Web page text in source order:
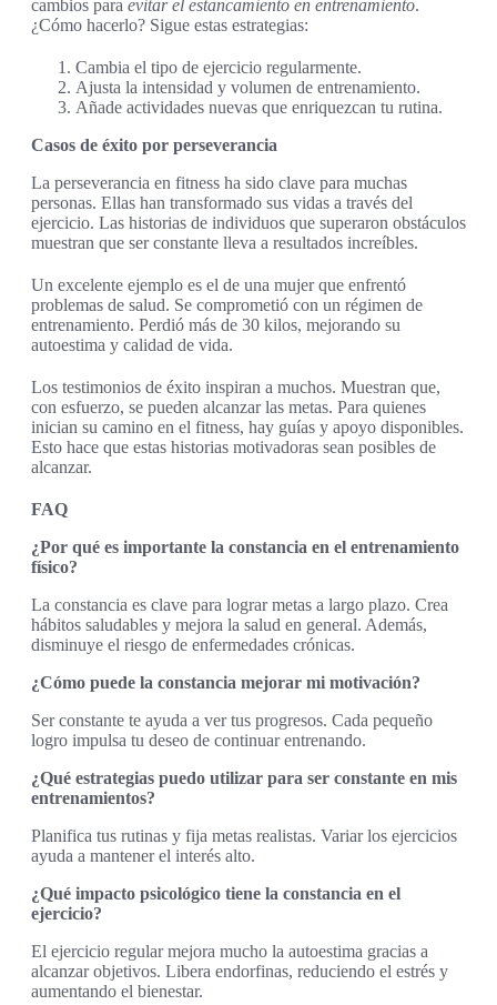
cambios para evitar el estancamiento en entrenamiento.
¿Cómo hacerlo? Sigue estas estrategias:
Cambia el tipo de ejercicio regularmente.
Ajusta la intensidad y volumen de entrenamiento.
Añade actividades nuevas que enriquezcan tu rutina.
Casos de éxito por perseverancia
La perseverancia en fitness ha sido clave para muchas
personas. Ellas han transformado sus vidas a través del
ejercicio. Las historias de individuos que superaron obstáculos
muestran que ser constante lleva a resultados increíbles.
Un excelente ejemplo es el de una mujer que enfrentó
problemas de salud. Se comprometió con un régimen de
entrenamiento. Perdió más de 30 kilos, mejorando su
autoestima y calidad de vida.
Los testimonios de éxito inspiran a muchos. Muestran que,
con esfuerzo, se pueden alcanzar las metas. Para quienes
inician su camino en el fitness, hay guías y apoyo disponibles.
Esto hace que estas historias motivadoras sean posibles de
alcanzar.
FAQ
¿Por qué es importante la constancia en el entrenamiento
físico?
La constancia es clave para lograr metas a largo plazo. Crea
hábitos saludables y mejora la salud en general. Además,
disminuye el riesgo de enfermedades crónicas.
¿Cómo puede la constancia mejorar mi motivación?
Ser constante te ayuda a ver tus progresos. Cada pequeño
logro impulsa tu deseo de continuar entrenando.
¿Qué estrategias puedo utilizar para ser constante en mis
entrenamientos?
Planifica tus rutinas y fija metas realistas. Variar los ejercicios
ayuda a mantener el interés alto.
¿Qué impacto psicológico tiene la constancia en el
ejercicio?
El ejercicio regular mejora mucho la autoestima gracias a
alcanzar objetivos. Libera endorfinas, reduciendo el estrés y
aumentando el bienestar.